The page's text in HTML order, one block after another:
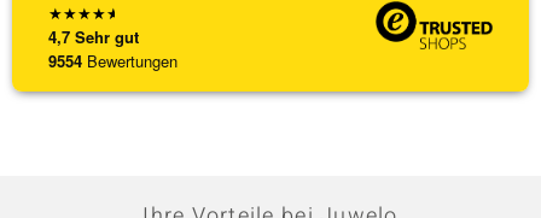
★★★★★
4,7 Sehr gut
9554 Bewertungen